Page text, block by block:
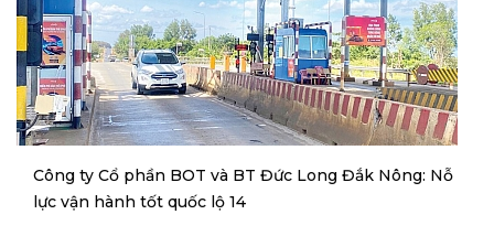
Công ty Cổ phần BOT và BT Đức Long Đắk Nông: Nỗ
lực vận hành tốt quốc lộ 14